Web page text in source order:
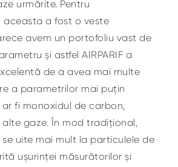
urmărite. Pentru
aceasta a fost o veste
avem un portofoliu vast de
și astfel AIRPARIF a
de a avea mai multe
a parametrilor mai puțin
fi monoxidul de carbon,
gaze. În mod tradițional,
uite mai mult la particulele de
ușurinței măsurătorilor și